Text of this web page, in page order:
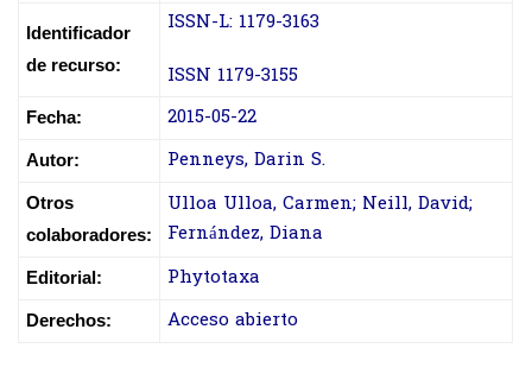
Identificador
de recurso:
ISSN-L: 1179-3163
ISSN 1179-3155
Fecha: 2015-05-22
Autor: Penneys, Darin S.
Otros
colaboradores:
Ulloa Ulloa, Carmen; Neill, David;
Fernández, Diana
Editorial: Phytotaxa
Derechos: Acceso abierto